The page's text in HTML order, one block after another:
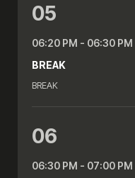
05
06:20 PM - 06:30 PM
BREAK
BREAK
06
06:30 PM - 07:00 PM